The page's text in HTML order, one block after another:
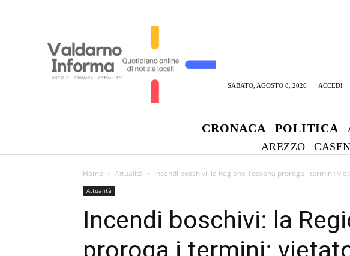
SABATO, AGOSTO 8, 2026 ACCEDI
CRONACA POLITICA
AREZZO
Home Attualità Incendi boschivi: la Regione Toscana proroga i termini:
Attualità
Incendi boschivi: la
proroga i termini: